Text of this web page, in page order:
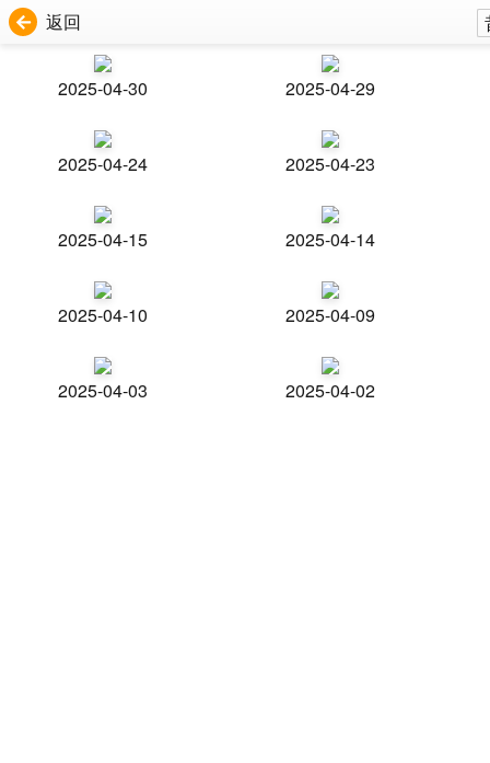
返回
2025-04-30 2025-04-29
2025-04-24 2025-04-23
2025-04-15 2025-04-14
2025-04-10 2025-04-09
2025-04-03 2025-04-02